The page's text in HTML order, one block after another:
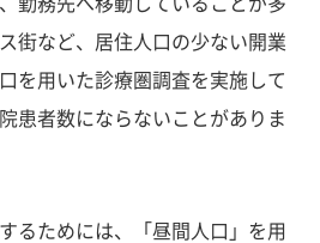
街など、居住人口の少ない開業
を用いた診療圏調査を実施して
患者数にならないことがありま
るためには、「昼間人口」を用